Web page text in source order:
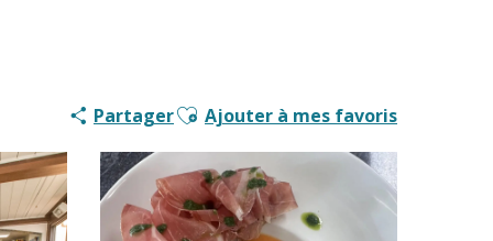
PartagerAjouter aux favoris
Ajouter à mes favoris